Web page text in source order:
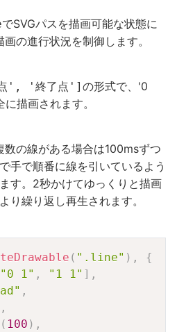
でSVGパスを描画可能な状態に
の進行状況を制御します。
', '終了点'] の形式で、'0
描画されます。
数の線がある場合は100msずつ
手で順番に線を引いているよう
す。2秒かけてゆっくりと描画
り繰り返し再生されます。
( ".line" ) ,
{
"0 1" , "1 1" ] ,
,
,
( 100 ) ,
Copy